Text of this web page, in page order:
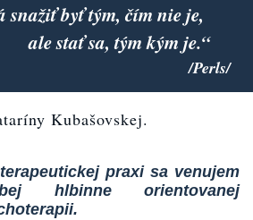
snažiť byť tým, čím nie je,
ale stať sa, tým kým je.“
/Perls/
Kubašovskej.
praxi sa venujem
hlbinne orientovanej